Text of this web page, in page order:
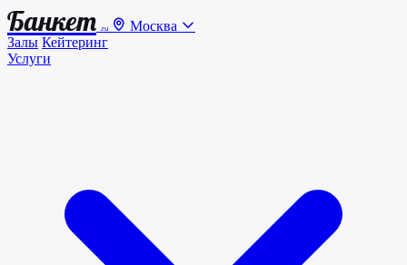
Банкет .ru
Москва
Залы Кейтеринг
Услуги